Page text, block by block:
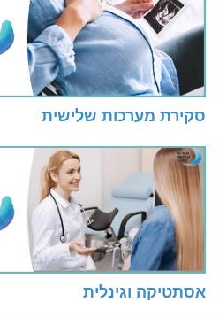
סקירת מערכות שלישית
אסתטיקה וגינלית